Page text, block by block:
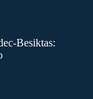
Besiktas: